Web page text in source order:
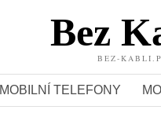
Bez
BEZ-
MOBILNÍ TELEFONY